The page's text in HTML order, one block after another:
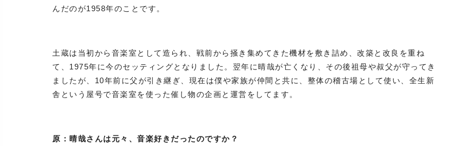
んだのが1958年のことです。
土蔵は当初から音楽室として造られ、戦前から掻き集めてきた機材を敷き詰め、改築と改良を重ね
て、1975年に今のセッティングとなりました。翌年に晴哉が亡くなり、その後祖母や叔父が守ってき
ましたが、10年前に父が引き継ぎ、現在は僕や家族が仲間と共に、整体の稽古場として使い、全生新
舎という屋号で音楽室を使った催し物の企画と運営をしてます。
原：晴哉さんは元々、音楽好きだったのですか？